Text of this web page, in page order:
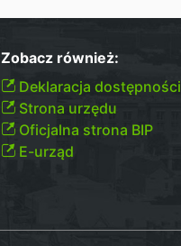
Zobacz również:
Deklaracja dostępności
Strona urzędu
Oficjalna strona BIP
E-urząd